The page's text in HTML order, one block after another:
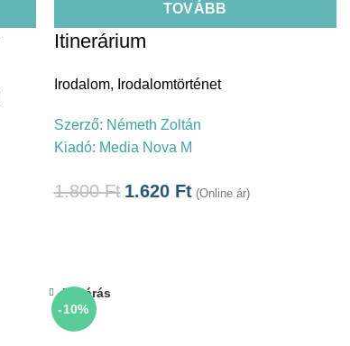
TOVÁBB
Itinerárium
Irodalom, Irodalomtörténet
Szerző: Németh Zoltán
Kiadó: Media Nova M
1.800Ft 1.620 Ft (Online ár)
-10%
Bezárás